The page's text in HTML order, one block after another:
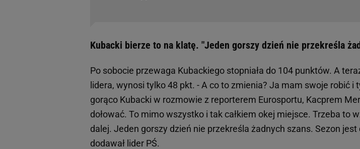
Kubacki bierze to na klatę. "Jeden gorszy dzień nie przekreśla
Po sobocie przewaga Kubackiego stopniała do 104 punktów. A
lidera, wynosi tylko 48 pkt. - A co to zmienia? Ja mam swoje robić i
gorąco Kubacki w rozmowie z reporterem Eurosportu, Kacprem
dołować. To mimo wszystko i tak całkiem okej miejsce. Trzeba to
dalej. Jeden gorszy dzień nie przekreśla żadnych szans. Sezon jest
dodawał lider PŚ.